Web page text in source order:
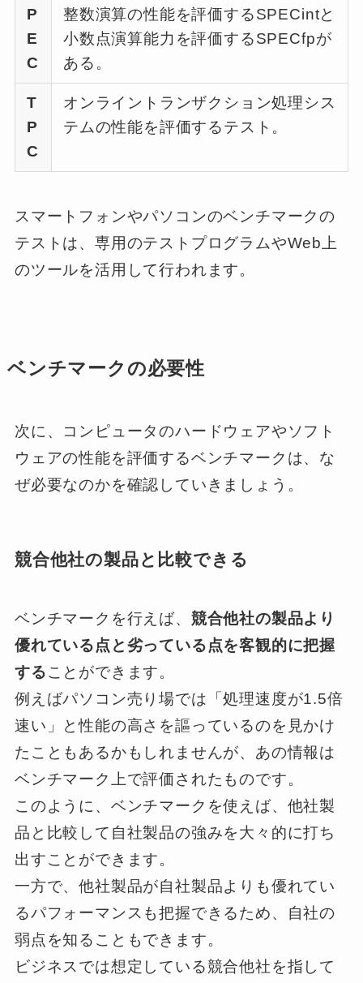
P
E
C
整数演算の性能を評価するSPECintと
小数点演算能力を評価するSPECfpが
ある。
T
P
C
オンライントランザクション処理シス
テムの性能を評価するテスト。
スマートフォンやパソコンのベンチマークの
テストは、専用のテストプログラムやWeb上
のツールを活用して行われます。
ベンチマークの必要性
次に、コンピュータのハードウェアやソフト
ウェアの性能を評価するベンチマークは、な
ぜ必要なのかを確認していきましょう。
競合他社の製品と比較できる
ベンチマークを行えば、 競合他社の製品より
優れている点と劣っている点を客観的に把握
することができます。
例えばパソコン売り場では「処理速度が1.5倍
速い」と性能の高さを謳っているのを見かけ
たこともあるかもしれませんが、あの情報は
ベンチマーク上で評価されたものです。
このように、ベンチマークを使えば、他社製
品と比較して自社製品の強みを大々的に打ち
出すことができます。
一方で、他社製品が自社製品よりも優れてい
るパフォーマンスも把握できるため、自社の
弱点を知ることもできます。
ビジネスでは想定している競合他社を指して